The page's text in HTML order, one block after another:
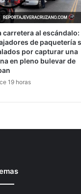
carretera al escándalo:
de paquetería
por capturar una
en pleno bulevar de
19 horas